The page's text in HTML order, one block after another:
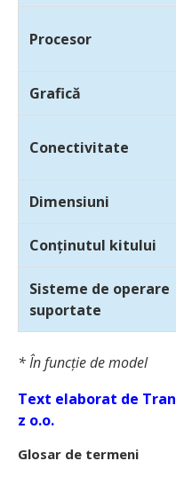
Procesor
Grafică
Conectivitate
Dimensiuni
Conținutul kitului
Sisteme de operare
suportate
* În funcție de model
Text elaborat de
z o.o.
Glosar de termeni